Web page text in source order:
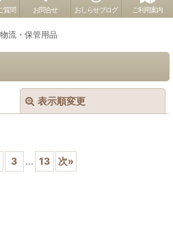
質問 お問合せ おしらせブログ ご利用案内
物流・保管用品
表示順変更
3 ... 13 次»